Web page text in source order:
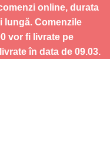
online, durata
lungă. Comenzile
vor fi livrate pe
în data de 09.03.